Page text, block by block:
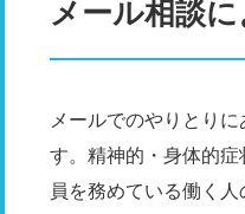
メール相談
メールでのやりとり
す。精神的・身体的
員を務めている働く